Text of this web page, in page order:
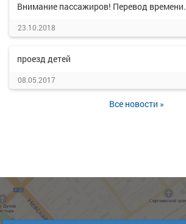
Внимание пассажиров! Перевод времени.
23.10.2018
проезд детей
08.05.2017
Все новости »